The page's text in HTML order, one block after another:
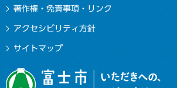
著作権・免責事項・リンク
アクセシビリティ方針
サイトマップ